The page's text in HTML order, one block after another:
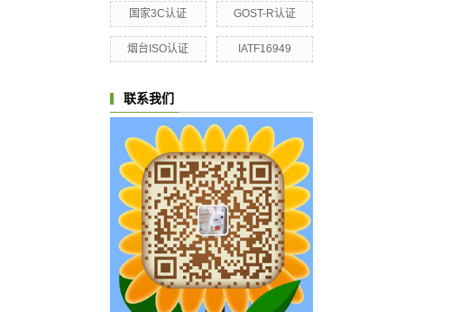
国家3C认证 GOST-R认证
烟台ISO认证 IATF16949
联系我们